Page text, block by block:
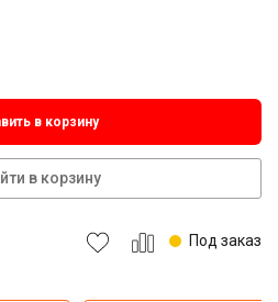
в корзину
в корзину
Под заказ